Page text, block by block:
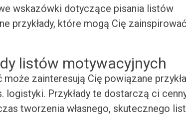
wskazówki dotyczące pisania listów
przykłady, które mogą Cię
listów motywacyjnych
może zainteresują Cię powiązane
logistyki. Przykłady te dostarczą ci
tworzenia własnego, skutecznego